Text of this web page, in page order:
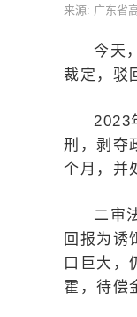
来源: 广东省
今天
裁定，驳
2023
刑，剥夺
个月，并
二审
回报为诱
口巨大，
霍，待偿